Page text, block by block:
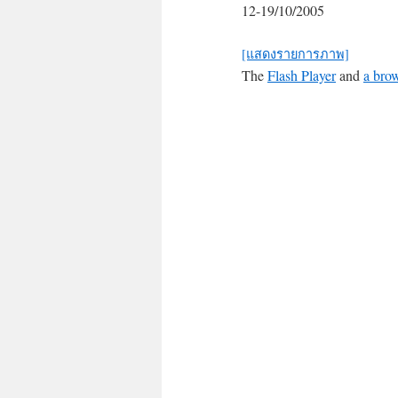
12-19/10/2005
[แสดงรายการภาพ]
TheFlash Playerand a